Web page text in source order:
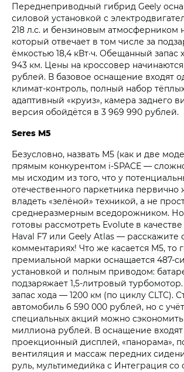
Переднеприводный гибрид Geely
силовой установкой с
218 л.с. и бензиновым атмосферником
который отвечает в том числе за
ёмкостью 18,4 кВт·ч. Обещанный запас
943 км. Цены на кроссовер
рублей. В базовое оснащение входят
климат-контроль, полный набор
адаптивный «круиз», камера заднего
версия обойдётся в 3 969 990 рублей.
Seres M5
Безусловно, назвать M5 (как и две
прямым конкурентом i‑SPACE —
мы исходим из того, что у
отечественного паркетника первично
владеть «зелёной» техникой, а не
среднеразмерным вседорожником.
готовы рассмотреть Evolute в
Haval F7 или Geely Atlas — расскажите
комментариях! Что же касается M5, то
премиальной марки оснащается 487-
установкой и полным приводом:
подзаряжает 1,5-литровый
запас хода — 1200 км (по циклу CLTC).
автомобиль 6 590 000 рублей, но с
специальных акций можно сэкономить
миллиона рублей. В оснащение входят
проекционный дисплей, «панорама»,
вентиляция и массаж передних
руль, мультимедийка с Интеграция со